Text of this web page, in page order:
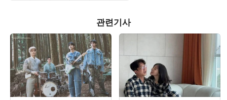
관련기사